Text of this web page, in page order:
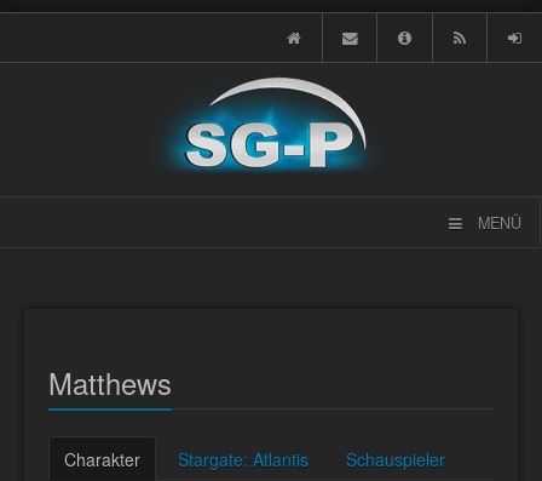
MENÜ
Matthews
Charakter Stargate: Atlantis Schauspieler